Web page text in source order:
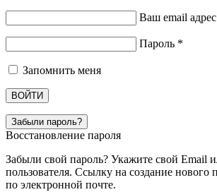
Ваш email адрес
Пароль *
Запомнить меня
ВОЙТИ
Забыли пароль?
Восстановление пароля
Забыли свой пароль? Укажите свой Email
пользователя. Ссылку на создание нового
по электронной почте.